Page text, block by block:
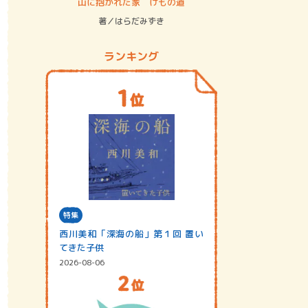
著／はらだみずき
ランキング
特集
西川美和「深海の船」第１回 置い
てきた子供
2026-08-06